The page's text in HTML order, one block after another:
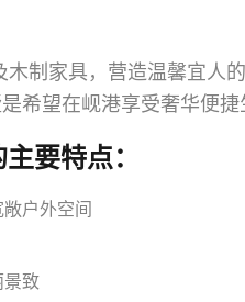
制家具，营造温馨宜人
希望在岘港享受奢华便捷
要特点：
户外空间
景致